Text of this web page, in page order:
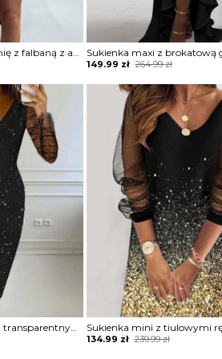
Sukienka na jedno ramię z falbaną z asymetrycznym dołem
264.99zł
Original
was:
264.99 zł.
149.99 zł
Current
is:
149.99 zł.
Sukienka z brokatem i transparentnymi rękawami Sukienka mini z tiulowymi
239.99zł
Original
134.99 zł
Current